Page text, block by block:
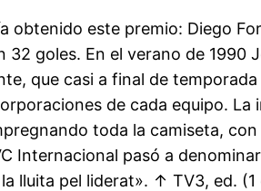
obtenido este premio: Diego
goles. En el verano de
que casi a final de
de cada equipo.
toda la camiseta,
Internacional pasó a
lluita pel liderat». ↑ TV3, ed.